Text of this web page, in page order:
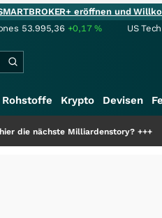
eröffnen und
53.995,36 +0,17% US
Rohstoffe Krypto Devisen
+++